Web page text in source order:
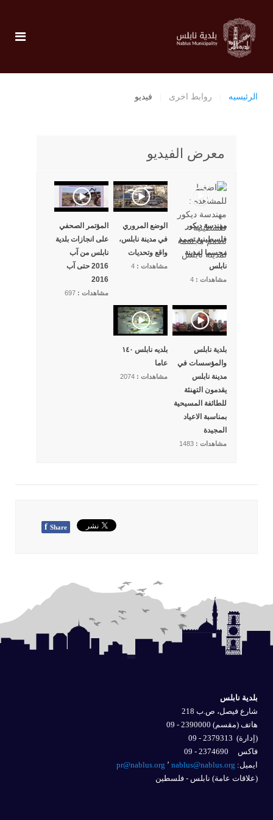
الرئيسيه روابط اخرى فيديو
معرض الفيديو
مهندسة ديكور
فلسطينية تصمم
مجسما لمدينة
نابلس
مشاهدات : 4
الوضع المروري
في مدينة نابلس،
واقع وتحديات
مشاهدات : 4
المؤتمر الصحفي
على انجازات بلدية
نابلس من آب
2016 حتى آب
2016
مشاهدات : 697
بلدية نابلس
والمؤسسات في
مدينة نابلس
يقدمون التهنئة
للطائفة المسيحية
بمناسبة الاعياد
المجيدة
مشاهدات : 1483
بلديه نابلس ١٤٠
عاما
مشاهدات : 2074
f Share
بلدية نابلس
شارع فيصل، ص.ب 218
هاتف (مقسم) 2390000 - 09
(إدارة)
فاكس 2374690 - 09
ايميل: nablus@nablus.org
pr@nablus.org
(علاقات عامة) نابلس - فلسطين